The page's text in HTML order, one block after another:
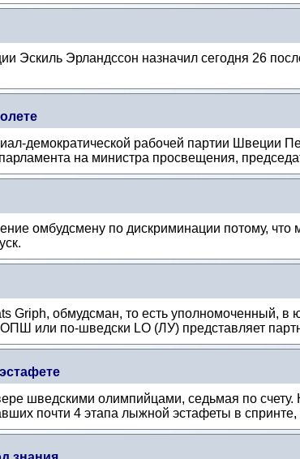
Эскиль Эрландссон назначил сегодня 26
демократической рабочей партии Швеции
на министра просвещения,
омбудсмену по дискриминации потому,
Griph, обмудсман, то есть уполномоченный, в
или по-шведски LO (ЛУ) представляет
шведскими олимпийцами, седьмая по счету.
почти 4 этапа лыжной эстафеты в спринте,